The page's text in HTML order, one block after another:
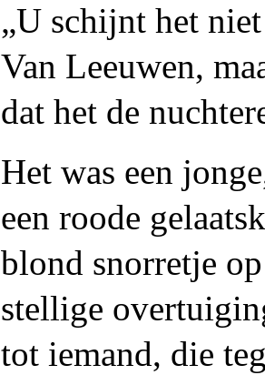
„U schijnt het
Van Leeuwen,
dat het de
Het was een
een roode
blond snorretje
stellige
tot iemand, die